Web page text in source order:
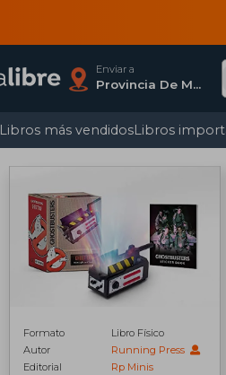
Enviar a
Provincia De Madrid
Libros más vendidosLibros
Formato
Libro Físico
Autor
Running Press
Editorial
Rp Minis